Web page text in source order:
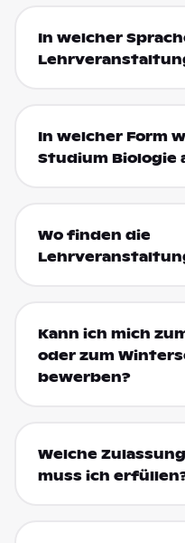
In welcher
In welcher Form
Studium Biologie
Wo finden die
Kann ich mich
oder zum
bewerben?
Welche
muss ich